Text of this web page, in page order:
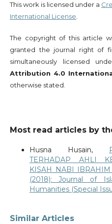
This work is licensed under a
International License
The copyright of this article
granted the journal right of
simultaneously licensed
Attribution 4.0
otherwise stated.
Most read articles by
Husna Husain,
TERHADAP AHLI
KISAH NABI IBRAHIM
(2018): Journal of
Humanities (Special
Similar Articles